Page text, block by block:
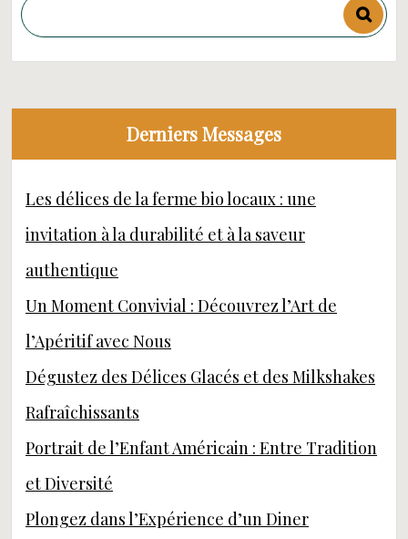
Derniers Messages
Les délices de la ferme bio locaux : une
invitation à la durabilité et à la saveur
authentique
Un Moment Convivial : Découvrez l’Art de
l’Apéritif avec Nous
Dégustez des Délices Glacés et des Milkshakes
Rafraîchissants
Portrait de l’Enfant Américain : Entre Tradition
et Diversité
Plongez dans l’Expérience d’un Diner